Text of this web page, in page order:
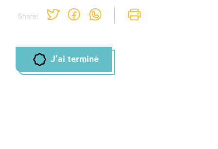
Share:
J'ai terminé